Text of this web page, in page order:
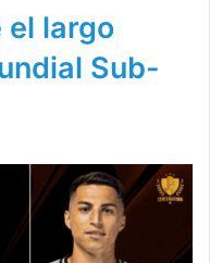
el largo
Sub-